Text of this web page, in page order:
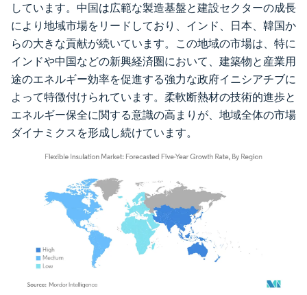
しています。中国は広範な製造基盤と建設セクターの成長
により地域市場をリードしており、インド、日本、韓国か
らの大きな貢献が続いています。この地域の市場は、特に
インドや中国などの新興経済圏において、建築物と産業用
途のエネルギー効率を促進する強力な政府イニシアチブに
よって特徴付けられています。柔軟断熱材の技術的進歩と
エネルギー保全に関する意識の高まりが、地域全体の市場
ダイナミクスを形成し続けています。